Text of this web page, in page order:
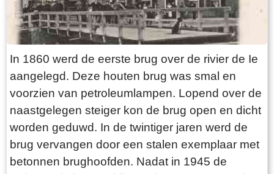
In 1860 werd de eerste brug over de rivier de Ie
aangelegd. Deze houten brug was smal en
voorzien van petroleumlampen. Lopend over de
naastgelegen steiger kon de brug open en dicht
worden geduwd. In de twintiger jaren werd de
brug vervangen door een stalen exemplaar met
betonnen brughoofden. Nadat in 1945 de